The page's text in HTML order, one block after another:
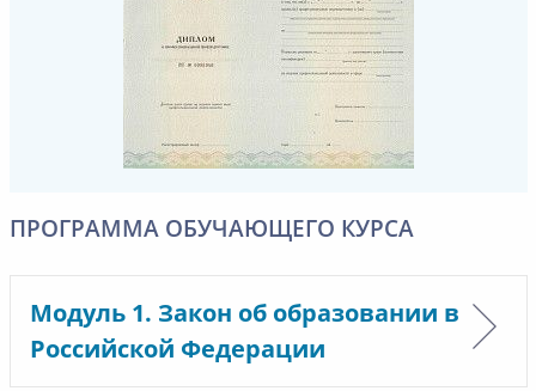
ПРОГРАММА ОБУЧАЮЩЕГО КУРСА
Модуль 1. Закон об образовании в
Российской Федерации